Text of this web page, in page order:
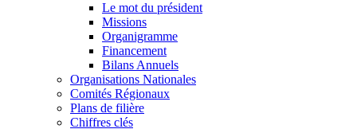
Le mot du président
Missions
Organigramme
Financement
Bilans Annuels
Organisations Nationales
Comités Régionaux
Plans de filière
Chiffres clés